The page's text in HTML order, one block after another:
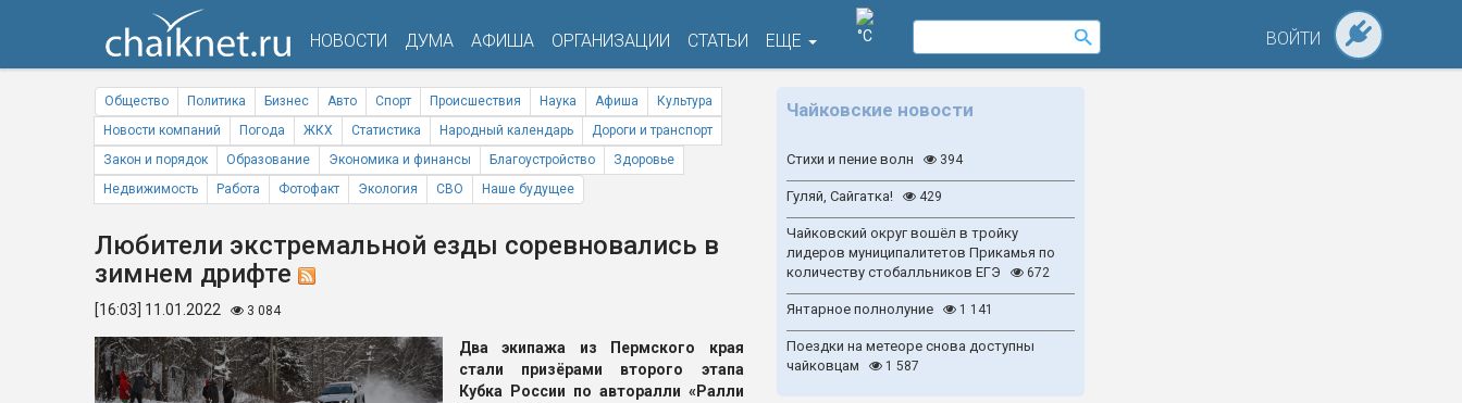
НОВОСТИ ДУМА АФИША ОРГАНИЗАЦИИ СТАТЬИ ЕЩЕ °C ВОЙТИ
Общество Политика Бизнес Авто Спорт Происшествия Наука Афиша
Культура
Новости компаний
Погода ЖКХ Статистика Народный календарь
Дороги и транспорт
Закон и порядок
Образование Экономика и финансы Благоустройство
Здоровье
Недвижимость
Работа Фотофакт Экология СВО Наше будущее
Любители экстремальной езды соревновались в
зимнем дрифте
[16:03] 11.01.2022 3 084
Два экипажа из Пермского края
стали призёрами второго этапа
Кубка России по авторалли «Ралли
Чайковские новости
Стихи и пение волн 394
Гуляй, Сайгатка! 429
Чайковский округ вошёл в тройку
лидеров муниципалитетов Прикамья по
количеству стобалльников ЕГЭ
672
Янтарное полнолуние 1 141
Поездки на метеоре снова доступны
чайковцам
1 587